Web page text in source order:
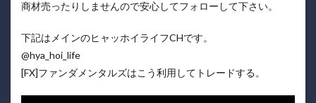
商材売ったりしませんので安心してフォローして下さい。
下記はメインのヒャッホイライフCHです。
@hya_hoi_life ​
[FX]ファンダメンタルズはこう利用してトレードする。